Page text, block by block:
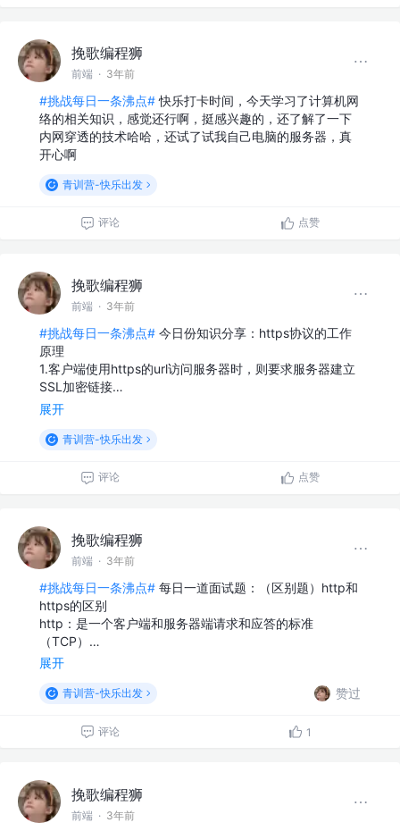
挽歌编程狮
前端 · 3年前
#挑战每日一条沸点#快乐打卡时间，今天学习了计算机网
络的相关知识，感觉还行啊，挺感兴趣的，还了解了一下
内网穿透的技术哈哈，还试了试我自己电脑的服务器，真
开心啊
青训营-快乐出发
评论 点赞
挽歌编程狮
前端 · 3年前
#挑战每日一条沸点# 今日份知识分享：https协议的工作
原理
1.客户端使用https的url访问服务器时，则要求服务器建立
SSL加密链接…
展开
青训营-快乐出发
评论 点赞
挽歌编程狮
前端 · 3年前
#挑战每日一条沸点# 每日一道面试题：（区别题）http和
https的区别
http：是一个客户端和服务器端请求和应答的标准
（TCP）…
展开
青训营-快乐出发 赞过
评论 1
挽歌编程狮
前端 · 3年前